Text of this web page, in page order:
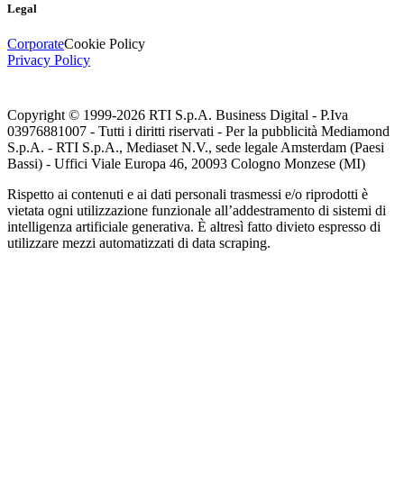
Legal
CorporateCookie Policy
Privacy Policy
Copyright © 1999-2026 RTI S.p.A. Business Digital - P.Iva
03976881007 - Tutti i diritti riservati - Per la pubblicità Mediamond
S.p.A. - RTI S.p.A., Mediaset N.V., sede legale Amsterdam (Paesi
Bassi) - Uffici Viale Europa 46, 20093 Cologno Monzese (MI)
Rispetto ai contenuti e ai dati personali trasmessi e/o riprodotti è
vietata ogni utilizzazione funzionale all’addestramento di sistemi di
intelligenza artificiale generativa. È altresì fatto divieto espresso di
utilizzare mezzi automatizzati di data scraping.